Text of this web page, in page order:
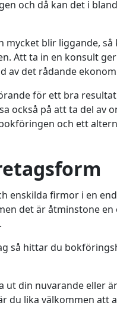
och då kan det i
blir liggande, så
Att ta in en konsult
av det rådande
för ett bra
också på att ta del av
och ett
enskilda firmor i en
det är åtminstone
så hittar du
din nuvarande eller
du lika välkommen att